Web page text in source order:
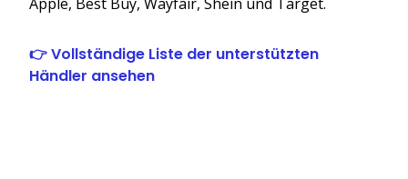
👉 Vollständige Liste der unterstützten
Händler ansehen